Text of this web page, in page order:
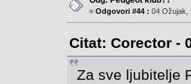
« Odgovori #44 : 04 Ožujak,
Citat: Corector -
Za sve ljubitelje